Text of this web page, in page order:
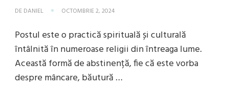
DE DANIEL OCTOMBRIE 2, 2024
Postul este o practică spirituală și culturală
întâlnită în numeroase religii din întreaga lume.
Această formă de abstinență, fie că este vorba
despre mâncare, băutură …